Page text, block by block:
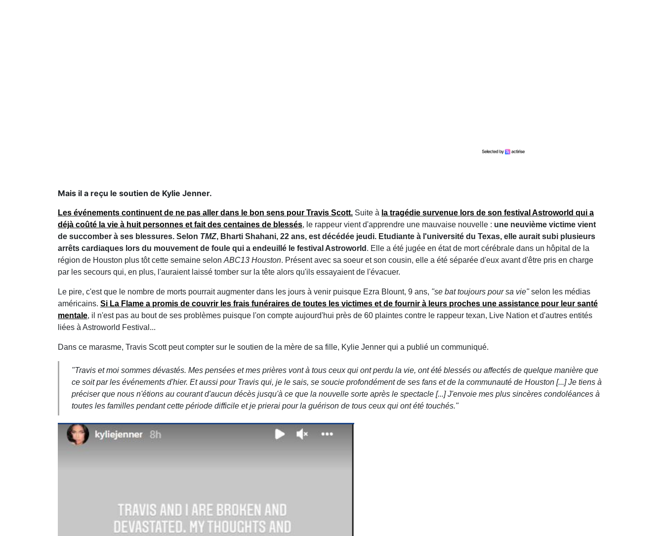
Mais il a reçu le soutien de Kylie Jenner.
Les événements continuent de ne pas aller dans le bon sens pour Travis Scott. Suite à la tragédie survenue lors de son festival Astroworld qui a
déjà coûté la vie à huit personnes et fait des centaines de blessés, le rappeur vient d'apprendre une mauvaise nouvelle : une neuvième victime vient
de succomber à ses blessures. Selon TMZ, Bharti Shahani, 22 ans, est décédée jeudi. Etudiante à l'université du Texas, elle aurait subi plusieurs
arrêts cardiaques lors du mouvement de foule qui a endeuillé le festival Astroworld . Elle a été jugée en état de mort cérébrale dans un hôpital de la
région de Houston plus tôt cette semaine selon ABC13 Houston. Présent avec sa soeur et son cousin, elle a été séparée d'eux avant d'être pris en charge
par les secours qui, en plus, l'auraient laissé tomber sur la tête alors qu'ils essayaient de l'évacuer.
Le pire, c'est que le nombre de morts pourrait augmenter dans les jours à venir puisque Ezra Blount, 9 ans, "se bat toujours pour sa vie"selon les médias
américains. Si La Flame a promis de couvrir les frais funéraires de toutes les victimes et de fournir à leurs proches une assistance pour leur santé
mentale, il n'est pas au bout de ses problèmes puisque l'on compte aujourd'hui près de 60 plaintes contre le rappeur texan, Live Nation et d'autres entités
liées à Astroworld Festival...
Dans ce marasme, Travis Scott peut compter sur le soutien de la mère de sa fille, Kylie Jenner qui a publié un communiqué.
"Travis et moi sommes dévastés. Mes pensées et mes prières vont à tous ceux qui ont perdu la vie, ont été blessés ou affectés de quelque manière que
ce soit par les événements d'hier. Et aussi pour Travis qui, je le sais, se soucie profondément de ses fans et de la communauté de Houston [...] Je tiens à
préciser que nous n'étions au courant d'aucun décès jusqu'à ce que la nouvelle sorte après le spectacle [...] J'envoie mes plus sincères condoléances à
toutes les familles pendant cette période difficile et je prierai pour la guérison de tous ceux qui ont été touchés."